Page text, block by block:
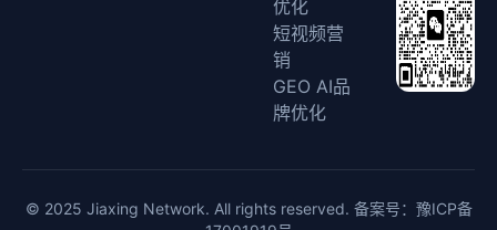
优化
短视频营
销
GEO AI品
牌优化
© 2025 Jiaxing Network. All rights reserved. 备案号： 豫ICP备